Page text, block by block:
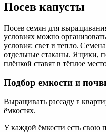
Посев капусты
Посев семян для
условиях можно
условия: свет и тепло.
отдельные стаканы. Ящики,
плёнкой ставят в тёплое
Подбор емкости и
Выращивать рассаду в
ёмкостях.
У каждой ёмкости есть